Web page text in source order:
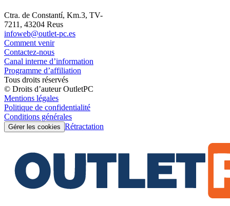
Ctra. de Constantí, Km.3, TV-
7211, 43204 Reus
infoweb@outlet-pc.es
Comment venir
Contactez-nous
Canal interne d’information
Programme d’affiliation
Tous droits réservés
© Droits d’auteur OutletPC
Mentions légales
Politique de confidentialité
Conditions générales
Gérer les cookies Rétractation